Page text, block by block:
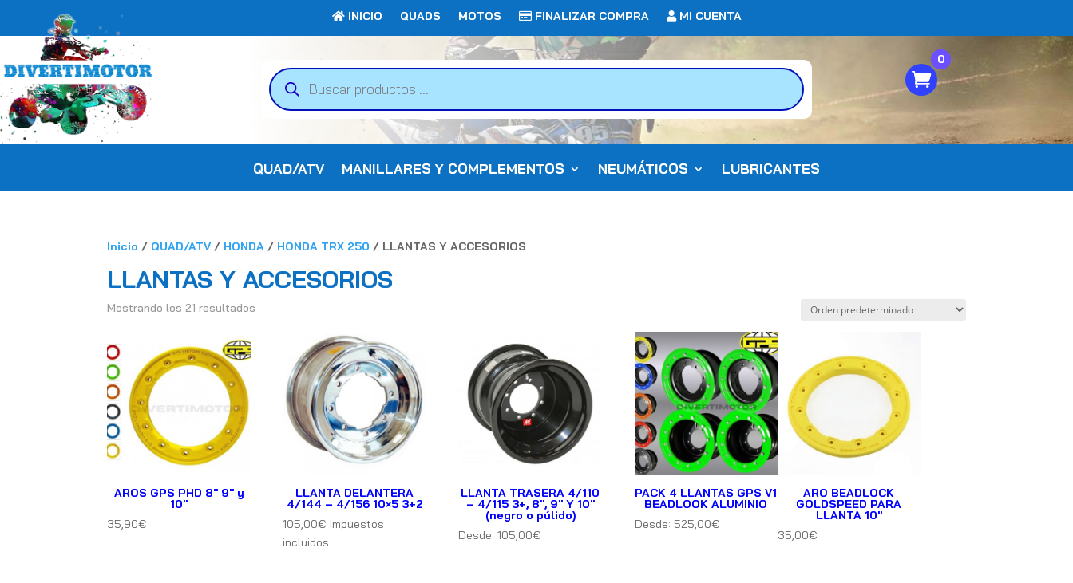
INICIO QUADS MOTOS FINALIZAR COMPRA MI CUENTA
Búsqueda
de
productos
0
QUAD/ATV MANILLARES Y COMPLEMENTOS NEUMÁTICOS LUBRICANTES
Inicio / QUAD/ATV / HONDA / HONDA TRX 250 / LLANTAS Y ACCESORIOS
LLANTAS Y ACCESORIOS
Mostrando los 21 resultados
AROS GPS PHD 8″ 9″ y
10″
35,90€
LLANTA DELANTERA
4/144 – 4/156 10×5 3+2
105,00€ Impuestos
incluidos
LLANTA TRASERA 4/110
– 4/115 3+, 8″, 9″ Y 10″
(negro o púlido)
Desde:105,00€
PACK 4 LLANTAS GPS V1
BEADLOOK ALUMINIO
Desde: 525,00€
ARO BEADLOCK
GOLDSPEED PARA
LLANTA 10″
35,00€